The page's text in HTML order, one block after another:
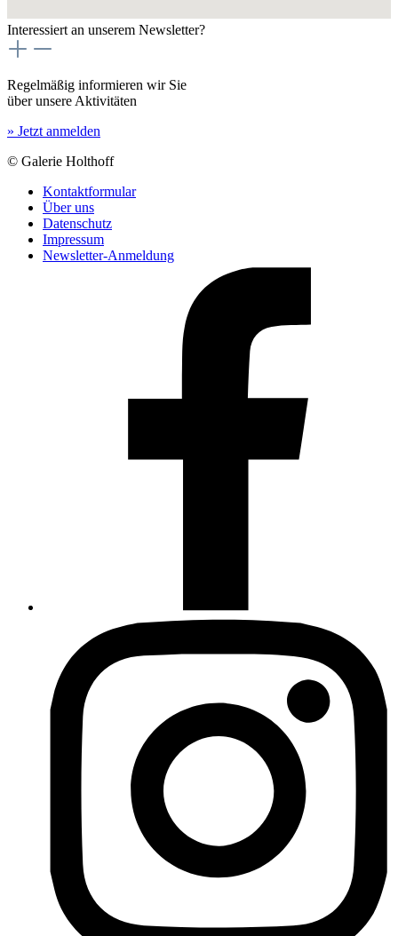
Interessiert an unserem Newsletter?
Regelmäßig informieren wir Sie
über unsere Aktivitäten
» Jetzt anmelden
© Galerie Holthoff
Kontaktformular
Über uns
Datenschutz
Impressum
Newsletter-Anmeldung